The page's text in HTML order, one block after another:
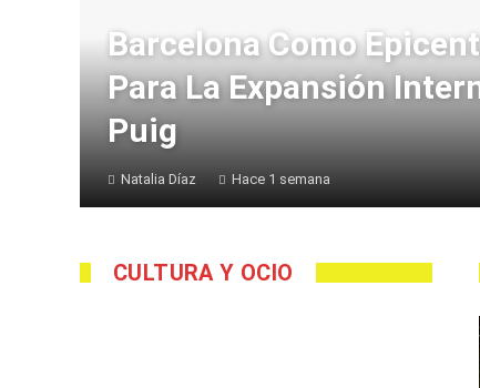
Barcelona Como
Para La Expansión
Puig
Natalia Díaz Hace 1 semana
CULTURA Y OCIO